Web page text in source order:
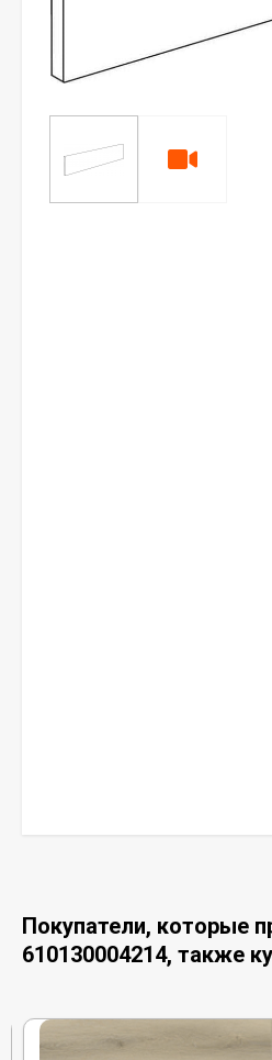
Покупатели, которые
610130004214, также